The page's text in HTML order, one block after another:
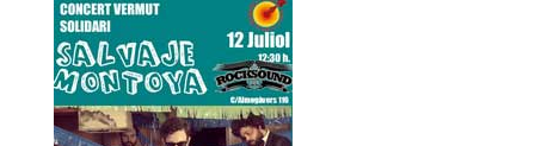
CONEIX FUNDESPLAI